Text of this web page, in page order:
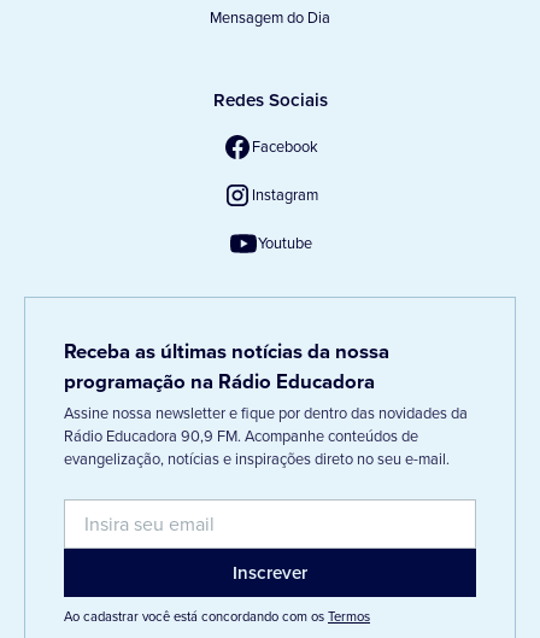
Mensagem do Dia
Redes Sociais
Facebook
Instagram
Youtube
Receba as últimas notícias da nossa
programação na Rádio Educadora
Assine nossa newsletter e fique por dentro das novidades da
Rádio Educadora 90,9 FM. Acompanhe conteúdos de
evangelização, notícias e inspirações direto no seu e-mail.
Ao cadastrar você está concordando com osTermos